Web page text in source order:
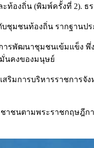
ะท้องถิ่น (พิมพ์ครั้งที่ 2). ธ
บชุมชนท้องถิ่น รากฐา
รพัฒนาชุมชนเข้มแข็ง
นคงของมนุษย์
มการบริหารราชการจั
าชนตามพระราชกฤษฎี